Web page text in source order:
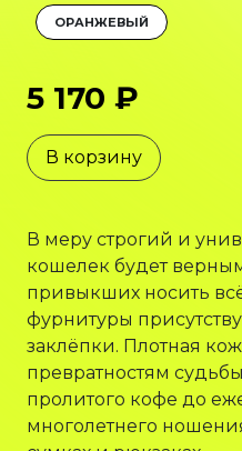
ОРАНЖЕВЫЙ
5 170 ₽
В корзину
В меру строгий и
кошелек будет
привыкших носить
фурнитуры
заклёпки. Плотная
превратностям
пролитого кофе до
многолетнего